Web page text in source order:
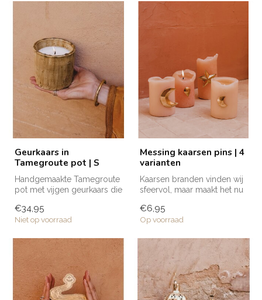
Geurkaars in
Tamegroute pot | S
Handgemaakte Tamegroute
pot met vijgen geurkaars die
€34,95
Niet op voorraad
Messing kaarsen pins | 4
varianten
Kaarsen branden vinden wij
sfeervol, maar maakt het nu
messi...
€6,95
Op voorraad